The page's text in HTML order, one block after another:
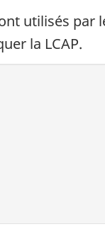
utilisés par
la LCAP.